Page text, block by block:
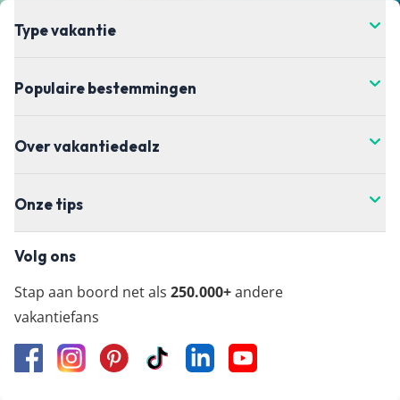
Type vakantie
Populaire bestemmingen
Over vakantiedealz
Onze tips
Volg ons
Stap aan boord net als 250.000+andere
vakantiefans